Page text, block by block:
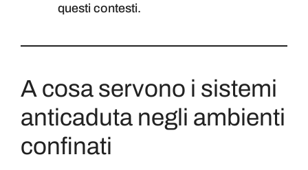
questi contesti.
A cosa servono i sistemi
anticaduta negli ambienti
confinati